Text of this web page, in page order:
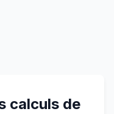
calculs de